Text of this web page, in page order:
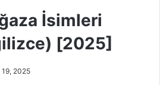
İsimleri
[2025]
2025